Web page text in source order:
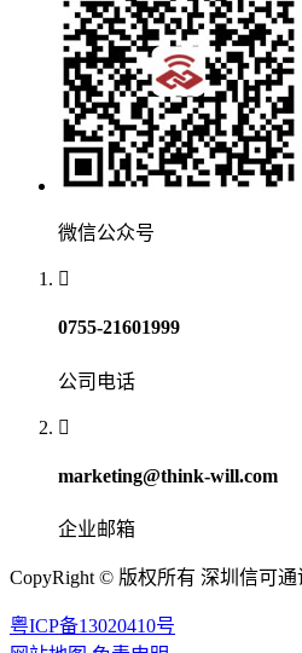
微信公众号
0755-21601999
公司电话
marketing@think-will.com
企业邮箱
CopyRight © 版权所有 深圳信可
粤ICP备13020410号